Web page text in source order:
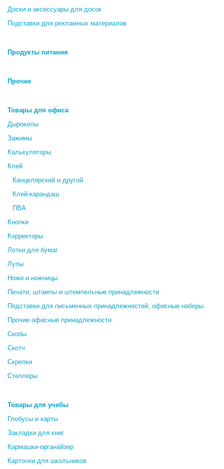
Доски и аксессуары для досок
Подставки для рекламных материалов
Продукты питания
Прочее
Товары для офиса
Дыроколы
Зажимы
Калькуляторы
Клей
Канцелярский и другой
Клей-карандаш
ПВА
Кнопки
Корректоры
Лотки для бумаг
Лупы
Ножи и ножницы
Печати, штампы и штемпельные принадлежности
Подставки для письменных принадлежностей, офисные наборы
Прочие офисные принадлежности
Скобы
Скотч
Скрепки
Степлеры
Товары для учебы
Глобусы и карты
Закладки для книг
Кармашки-органайзер
Карточки для школьников